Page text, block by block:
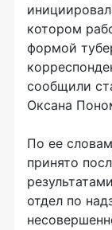
котором
формой
сообщили
Оксана
По ее
принято
отдел по